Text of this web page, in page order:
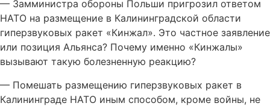
— Замминистра обороны Польши пригрозил ответом
НАТО на размещение в Калининградской области
гиперзвуковых ракет «Кинжал». Это частное заявление
или позиция Альянса? Почему именно «Кинжалы»
вызывают такую болезненную реакцию?
— Помешать размещению гиперзвуковых ракет в
Калининграде НАТО иным способом, кроме войны, не